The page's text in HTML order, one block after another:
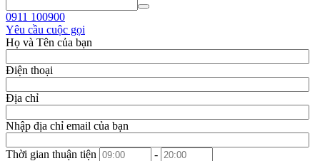
0911 100900
Yêu cầu cuộc gọi
Họ và Tên của bạn
Điện thoại
Địa chỉ
Nhập địa chỉ email của bạn
Thời gian thuận tiện -